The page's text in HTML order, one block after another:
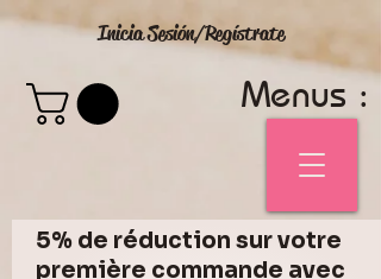
Inicia Sesión/Regístrate
Menus :
5% de réduction sur votre
première commande avec